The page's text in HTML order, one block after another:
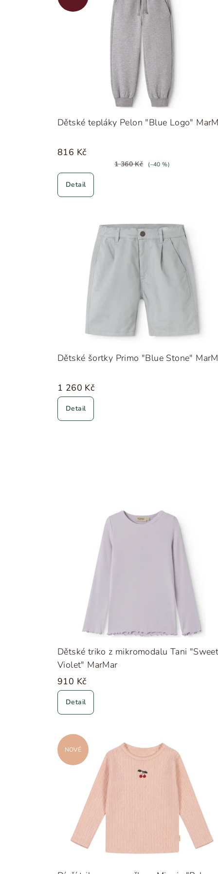
Dětské tepláky Pelon "Blue Logo"
816 Kč
1 360 Kč (–40 %)
Detail
Dětské šortky Primo "Blue Stone"
1 260 Kč
Detail
Dětské triko z mikromodalu Tani
Violet" MarMar
910 Kč
Detail
NOVÉ